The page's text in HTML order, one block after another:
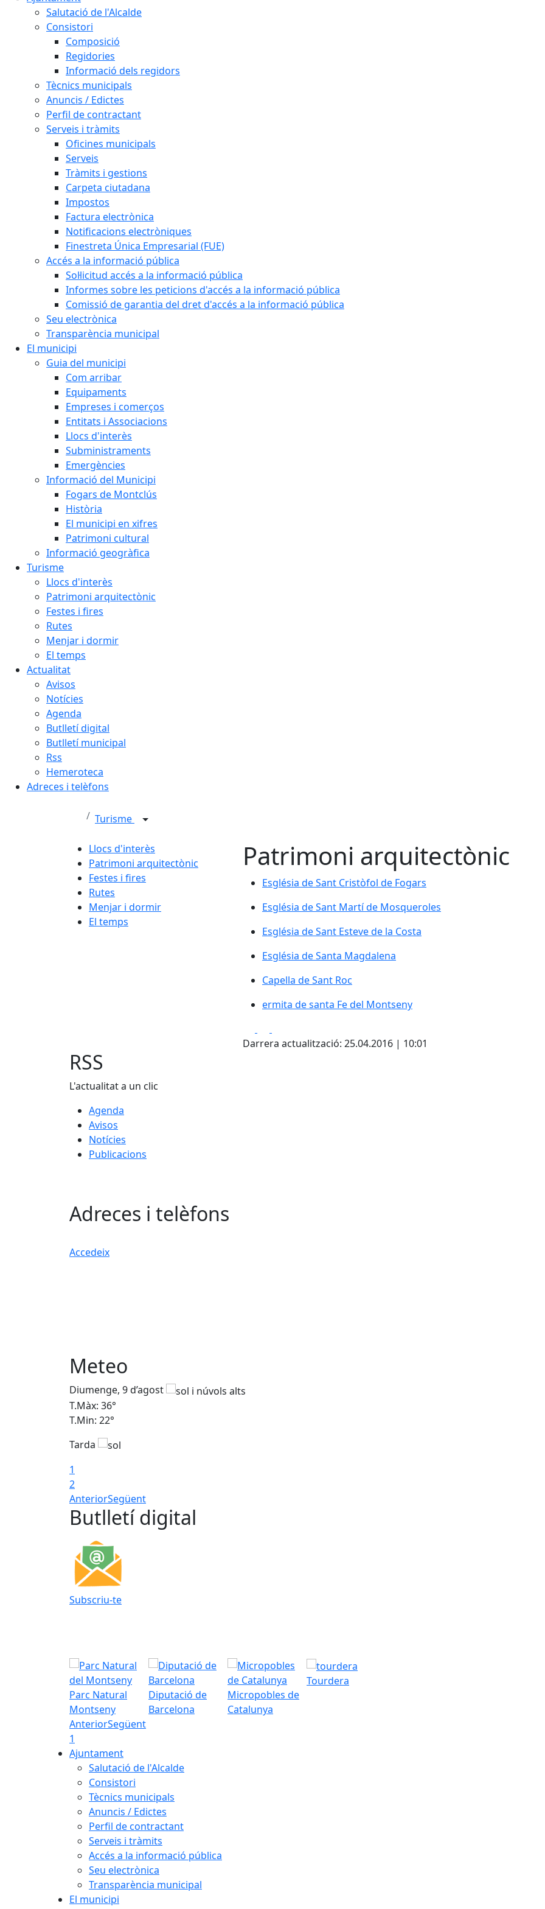
Salutació de l'Alcalde
Consistori
Composició
Regidories
Informació dels regidors
Tècnics municipals
Anuncis / Edictes
Perfil de contractant
Serveis i tràmits
Oficines municipals
Serveis
Tràmits i gestions
Carpeta ciutadana
Impostos
Factura electrònica
Notificacions electròniques
Finestreta Única Empresarial (FUE)
Accés a la informació pública
Sol·licitud accés a la informació pública
Informes sobre les peticions d'accés a la informació pública
Comissió de garantia del dret d'accés a la informació pública
Seu electrònica
Transparència municipal
El municipi
Guia del municipi
Com arribar
Equipaments
Empreses i comerços
Entitats i Associacions
Llocs d'interès
Subministraments
Emergències
Informació del Municipi
Fogars de Montclús
Història
El municipi en xifres
Patrimoni cultural
Informació geogràfica
Turisme
Llocs d'interès
Patrimoni arquitectònic
Festes i fires
Rutes
Menjar i dormir
El temps
Actualitat
Avisos
Notícies
Agenda
Butlletí digital
Butlletí municipal
Rss
Hemeroteca
Adreces i telèfons
Turisme
Llocs d'interès
Patrimoni arquitectònic
Festes i fires
Rutes
Menjar i dormir
El temps
Patrimoni arquitectònic
Església de Sant Cristòfol de Fogars
Església de Sant Cristòfol de Fogars
Església de Sant Martí de Mosqueroles
Església de Sant Martí de Mosqueroles
Església de Sant Esteve de la Costa
Església de Sant Esteve de la Costa
Església de Santa Magdalena
Església de Santa Magdalena
Capella de Sant Roc
Capella de Sant Roc
ermita de santa Fe del Montseny
ermita de santa Fe del Montseny
Darrera actualització: 25.04.2016 | 10:01
RSS
L'actualitat a un clic
Agenda
Avisos
Notícies
Publicacions
Adreces i telèfons
Accedeix
Meteo
Diumenge, 9 d’agost
T.Màx: 36°
T.Min: 22°
Tarda
1
2
AnteriorSegüent
Butlletí digital
Subscriu-te
Parc Natural
Montseny
Diputació de
Barcelona
Micropobles de
Catalunya
Tourdera
AnteriorSegüent
1
Ajuntament
Salutació de l'Alcalde
Consistori
Tècnics municipals
Anuncis / Edictes
Perfil de contractant
Serveis i tràmits
Accés a la informació pública
Seu electrònica
Transparència municipal
El municipi